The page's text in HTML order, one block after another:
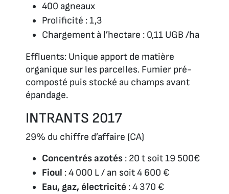
400 agneaux
Prolificité : 1,3
Chargement à l’hectare : 0,11 UGB /ha
Effluents: Unique apport de matière
organique sur les parcelles. Fumier pré-
composté puis stocké au champs avant
épandage.
INTRANTS 2017
29% du chiffre d’affaire (CA)
Concentrés azotés : 20 t soit 19 500€
Fioul : 4 000 L / an soit 4 600 €
Eau, gaz, électricité : 4 370 €